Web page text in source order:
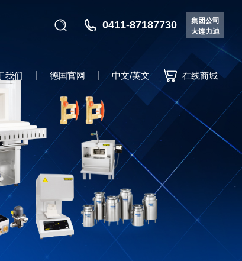
集团公司
大连力迪
0411-87187730
我们 德国官网 中文/英文 在线商城